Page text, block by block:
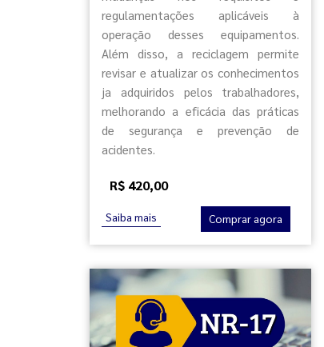
regulamentações aplicáveis à
operação desses equipamentos.
Além disso, a reciclagem permite
revisar e atualizar os conhecimentos
ja adquiridos pelos trabalhadores,
melhorando a eficácia das práticas
de segurança e prevenção de
acidentes.
R$ 420,00
Saiba mais Comprar agora